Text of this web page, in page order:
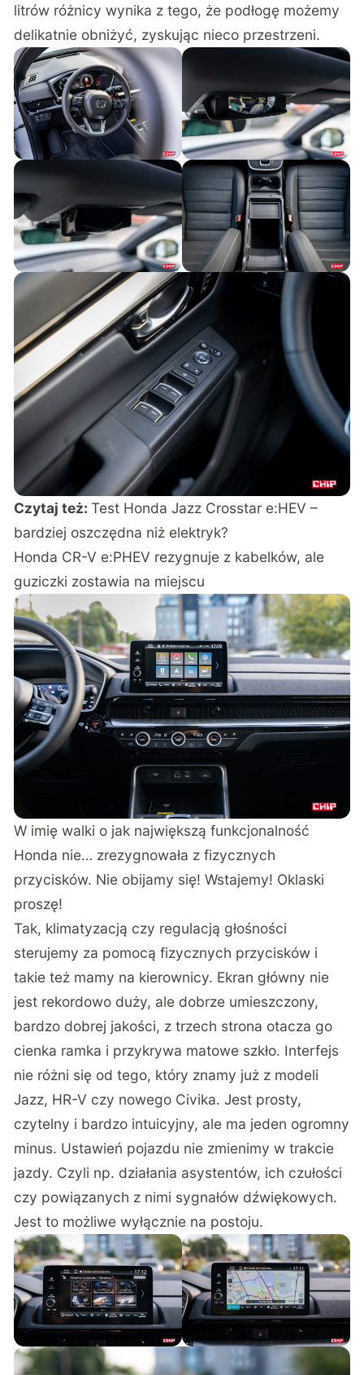
litrów różnicy wynika z tego, że podłogę możemy
delikatnie obniżyć, zyskując nieco przestrzeni.
Czytaj też:Test Honda Jazz Crosstar e:HEV –
bardziej oszczędna niż elektryk?
Honda CR-V e:PHEV rezygnuje z kabelków, ale
guziczki zostawia na miejscu
W imię walki o jak największą funkcjonalność
Honda nie… zrezygnowała z fizycznych
przycisków. Nie obijamy się! Wstajemy! Oklaski
proszę!
Tak, klimatyzacją czy regulacją głośności
sterujemy za pomocą fizycznych przycisków i
takie też mamy na kierownicy. Ekran główny nie
jest rekordowo duży, ale dobrze umieszczony,
bardzo dobrej jakości, z trzech strona otacza go
cienka ramka i przykrywa matowe szkło. Interfejs
nie różni się od tego, który znamy już z modeli
Jazz, HR-V czy nowego Civika. Jest prosty,
czytelny i bardzo intuicyjny, ale ma jeden ogromny
minus. Ustawień pojazdu nie zmienimy w trakcie
jazdy. Czyli np. działania asystentów, ich czułości
czy powiązanych z nimi sygnałów dźwiękowych.
Jest to możliwe wyłącznie na postoju.